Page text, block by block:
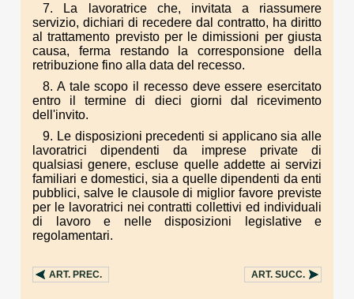
7. La lavoratrice che, invitata a riassumere
servizio, dichiari di recedere dal contratto, ha diritto
al trattamento previsto per le dimissioni per giusta
causa, ferma restando la corresponsione della
retribuzione fino alla data del recesso.
8. A tale scopo il recesso deve essere esercitato
entro il termine di dieci giorni dal ricevimento
dell'invito.
9. Le disposizioni precedenti si applicano sia alle
lavoratrici dipendenti da imprese private di
qualsiasi genere, escluse quelle addette ai servizi
familiari e domestici, sia a quelle dipendenti da enti
pubblici, salve le clausole di miglior favore previste
per le lavoratrici nei contratti collettivi ed individuali
di lavoro e nelle disposizioni legislative e
regolamentari.
ART. PREC. ART. SUCC.